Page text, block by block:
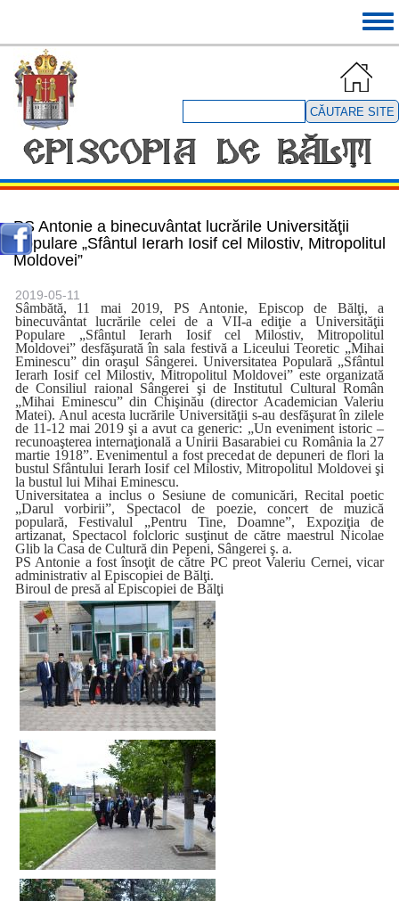
principal
PS Antonie a binecuvântat lucrările Universităţii
Populare „Sfântul Ierarh Iosif cel Milostiv, Mitropolitul
Moldovei”
2019-05-11
Sâmbătă, 11 mai 2019, PS Antonie, Episcop de Bălţi, a
binecuvântat lucrările celei de a VII-a ediţie a Universităţii
Populare „Sfântul Ierarh Iosif cel Milostiv, Mitropolitul
Moldovei” desfăşurată în sala festivă a Liceului Teoretic „Mihai
Eminescu” din oraşul Sângerei. Universitatea Populară „Sfântul
Ierarh Iosif cel Milostiv, Mitropolitul Moldovei” este organizată
de Consiliul raional Sângerei şi de Institutul Cultural Român
„Mihai Eminescu” din Chişinău (director Academician Valeriu
Matei). Anul acesta lucrările Universităţii s-au desfăşurat în zilele
de 11-12 mai 2019 şi a avut ca generic: „Un eveniment istoric –
recunoaşterea internaţională a Unirii Basarabiei cu România la 27
martie 1918”. Evenimentul a fost precedat de depuneri de flori la
bustul Sfântului Ierarh Iosif cel Milostiv, Mitropolitul Moldovei şi
la bustul lui Mihai Eminescu.
Universitatea a inclus o Sesiune de comunicări, Recital poetic
„Darul vorbirii”, Spectacol de poezie, concert de muzică
populară, Festivalul „Pentru Tine, Doamne”, Expoziţia de
artizanat, Spectacol folcloric susţinut de către maestrul Nicolae
Glib la Casa de Cultură din Pepeni, Sângerei ş. a.
PS Antonie a fost însoţit de către PC preot Valeriu Cernei, vicar
administrativ al Episcopiei de Bălţi.
Biroul de presă al Episcopiei de Bălţi